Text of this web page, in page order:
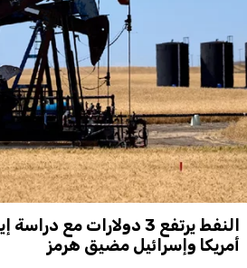
النفط يرتفع 3 دولارات مع
أمريكا وإسرائيل مضيق هرمز